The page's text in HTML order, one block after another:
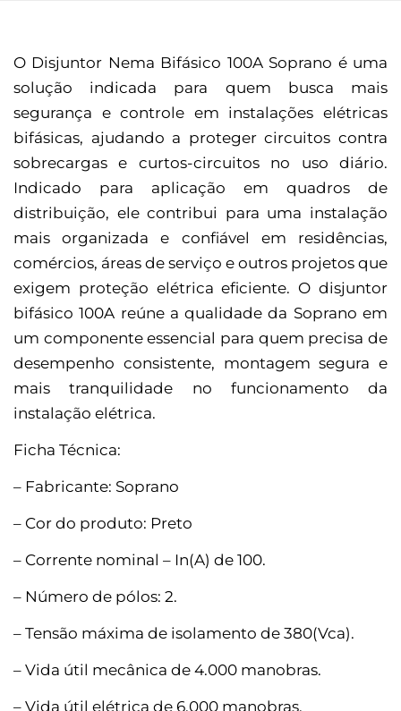
O Disjuntor Nema Bifásico 100A Soprano é uma
solução indicada para quem busca mais
segurança e controle em instalações elétricas
bifásicas, ajudando a proteger circuitos contra
sobrecargas e curtos-circuitos no uso diário.
Indicado para aplicação em quadros de
distribuição, ele contribui para uma instalação
mais organizada e confiável em residências,
comércios, áreas de serviço e outros projetos que
exigem proteção elétrica eficiente. O disjuntor
bifásico 100A reúne a qualidade da Soprano em
um componente essencial para quem precisa de
desempenho consistente, montagem segura e
mais tranquilidade no funcionamento da
instalação elétrica.
Ficha Técnica:
– Fabricante: Soprano
– Cor do produto: Preto
– Corrente nominal – In(A) de 100.
– Número de pólos: 2.
– Tensão máxima de isolamento de 380(Vca).
– Vida útil mecânica de 4.000 manobras.
– Vida útil elétrica de 6.000 manobras.